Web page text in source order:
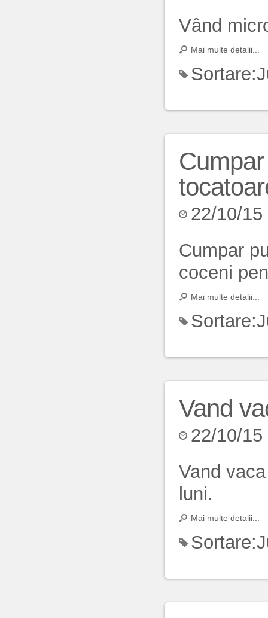
Vând
Mai multe detalii...
Sortare:
22/10/15
Cumpar
coceni
Mai multe detalii...
Sortare:
Vand
22/10/15
Vand
luni.
Mai multe detalii...
Sortare: